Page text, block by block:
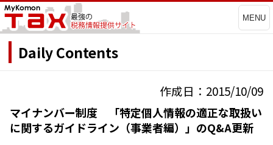
MENU
Daily Contents
作成日：2015/10/09
マイナンバー制度 「特定個人情報の適正な取扱い
に関するガイドライン（事業者編）」のQ&A更新